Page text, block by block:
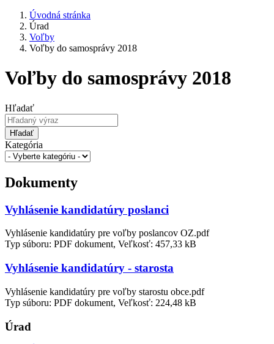
Úvodná stránka
Úrad
Voľby
Voľby do samosprávy 2018
Voľby do samosprávy 2018
Hľadať
Hľadať
Kategória
Dokumenty
Vyhlásenie kandidatúry poslanci
Vyhlásenie kandidatúry pre voľby poslancov OZ.pdf
Typ súboru: PDF dokument, Veľkosť: 457,33 kB
Vyhlásenie kandidatúry - starosta
Vyhlásenie kandidatúry pre voľby starostu obce.pdf
Typ súboru: PDF dokument, Veľkosť: 224,48 kB
Úrad